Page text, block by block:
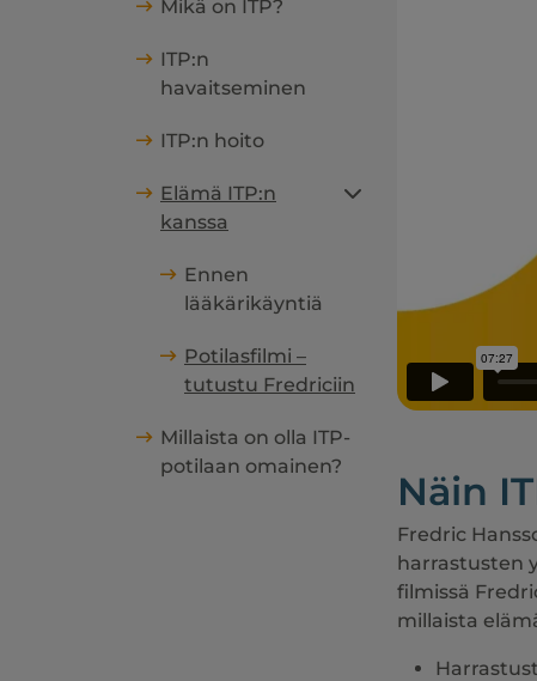
Mikä on ITP?
ITP:n
havaitseminen
ITP:n hoito
Elämä ITP:n
kanssa
Ennen
lääkärikäyntiä
Potilasfilmi –
tutustu Fredriciin
Millaista on olla ITP-
potilaan omainen?
Näin
Fredric
harrastusten
filmissä
millaista